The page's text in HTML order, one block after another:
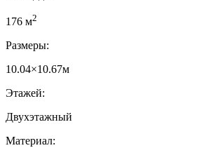
176 м2
Размеры:
10.04×10.67м
Этажей:
Двухэтажный
Материал: